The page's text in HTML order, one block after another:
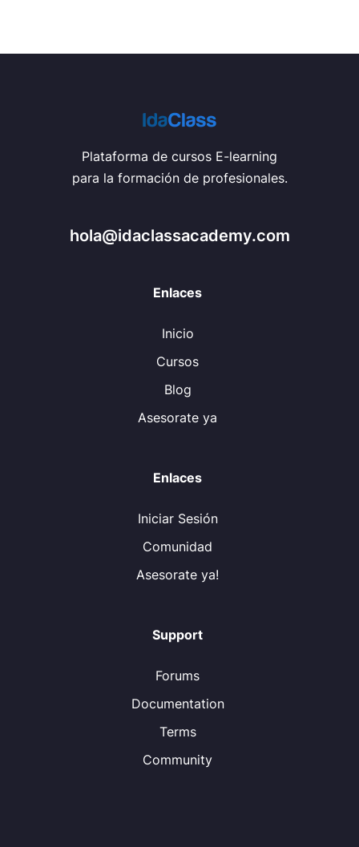
Plataforma de cursos E-learning
para la formación de profesionales.
hola@idaclassacademy.com
Enlaces
Inicio
Cursos
Blog
Asesorate ya
Enlaces
Iniciar Sesión
Comunidad
Asesorate ya!
Support
Forums
Documentation
Terms
Community